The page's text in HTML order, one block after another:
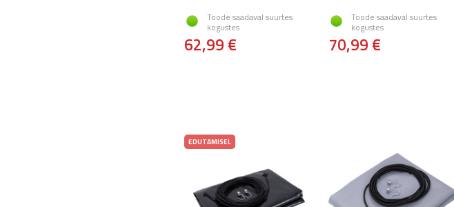
Toode saadaval suurtes
kogustes
62,99 €
Toode saadaval suurtes
kogustes
70,99 €
EDUTAMISEL